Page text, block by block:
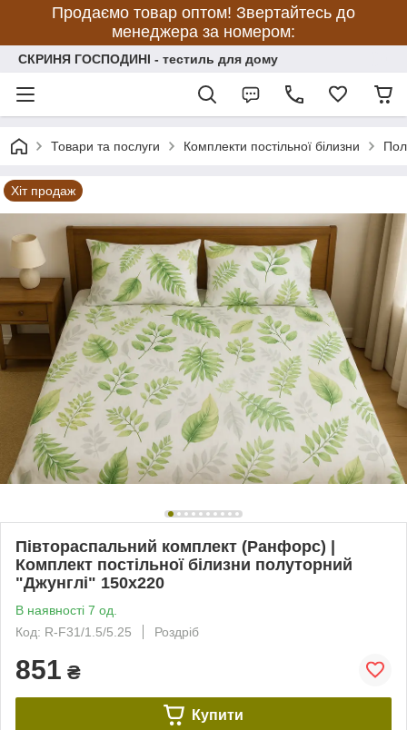
Продаємо товар оптом! Звертайтесь до
менеджера за номером:
СКРИНЯ ГОСПОДИНІ - тестиль для дому
Товари та послуги Комплекти постільної білизни
Хіт продаж
Півтораспальний комплект (Ранфорс) |
Комплект постільної білизни полуторний
"Джунглі" 150х220
В наявності 7 од.
Код: R-F31/1.5/5.25
Роздріб
851 ₴
Купити